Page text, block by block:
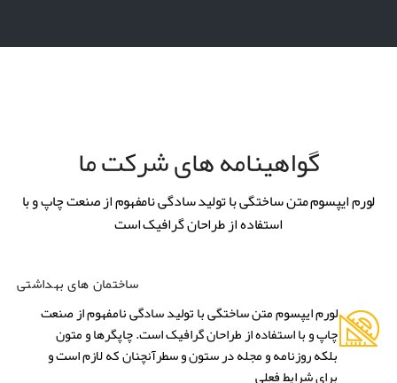
گواهینامه های شرکت ما
لورم ایپسوم متن ساختگی با تولید سادگی نامفهوم از صنعت چاپ و با
استفاده از طراحان گرافیک است
ساختمان های بهداشتی
لورم ایپسوم متن ساختگی با تولید سادگی نامفهوم از صنعت
چاپ و با استفاده از طراحان گرافیک است. چاپگرها و متون
بلکه روزنامه و مجله در ستون و سطرآنچنان که لازم است و
برای شرایط فعلی